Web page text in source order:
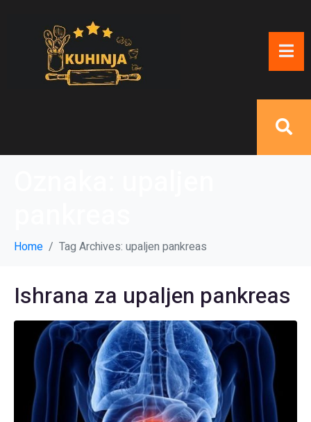
Home Tag Archives: upaljen pankreas
Ishrana za upaljen pankreas